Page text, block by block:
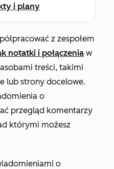
i plany
z zespołem
notatki i połączenia w
treści, takimi
lub strony docelowe.
o
przegląd komentarzy
którymi możesz
o